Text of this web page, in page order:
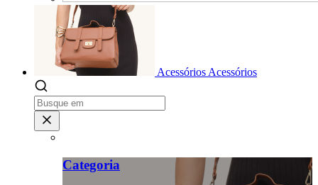
Acessórios Acessórios
Categoria